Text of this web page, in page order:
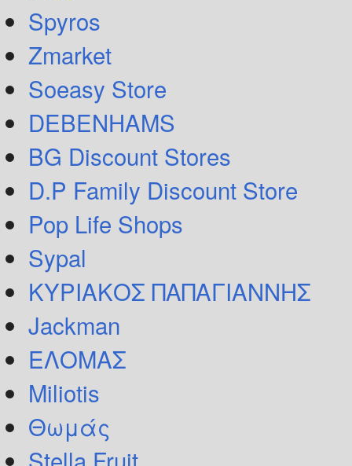
Spyros
Zmarket
Soeasy Store
DEBENHAMS
BG Discount Stores
D.P Family Discount Store
Pop Life Shops
Sypal
ΚΥΡΙΑΚΟΣ ΠΑΠΑΓΙΑΝΝΗΣ
Jackman
ΕΛΟΜΑΣ
Miliotis
Θωμάς